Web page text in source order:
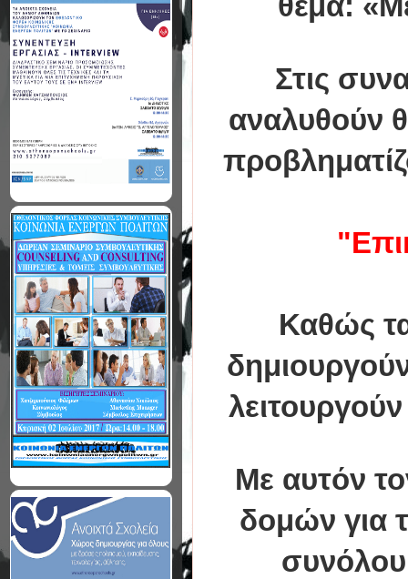
Στις
αναλυθούν
Καθώς
Με αυτόν
δομών για